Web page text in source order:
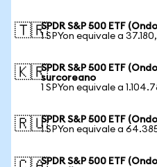
🇹🇷SPDR S&P 500 ETF
1 SPYon equivale a
🇰🇷SPDR S&P 500 ETF
surcoreano
1 SPYon equivale a
🇷🇺SPDR S&P 500 ETF
1 SPYon equivale a
SPDR S&P 500 ETF